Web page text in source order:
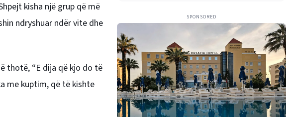
kisha një grup që më
ndryshuar ndër vite dhe
thotë, “E dija që kjo do të
me kuptim, që të kishte
SPONSORED